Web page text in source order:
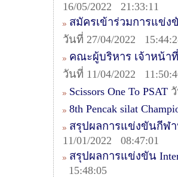
16/05/2022 21:33:11
สมัครเข้าร่วมการแข่ง
วันที่ 27/04/2022
คณะผู้บริหาร เจ้าหน้า
วันที่ 11/04/2022
Scissors One To PSAT
8th Pencak silat
สรุปผลการแข่งขันกีฬ
11/01/2022 08:47:01
สรุปผลการแข่งขัน
15:48:05